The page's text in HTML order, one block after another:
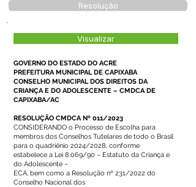
Resolução
Visualizar
GOVERNO DO ESTADO DO ACRE
PREFEITURA MUNICIPAL DE CAPIXABA
CONSELHO MUNICIPAL DOS DIREITOS DA
CRIANÇA E DO ADOLESCENTE – CMDCA DE
CAPIXABA/AC
RESOLUÇÃO CMDCA Nº 011/2023
CONSIDERANDO o Processo de Escolha para
membros dos Conselhos Tutelares de todo o Brasil
para o quadriênio 2024/2028, conforme
estabelece a Lei 8.069/90 – Estatuto da Criança e
do Adolescente –
ECA, bem como a Resolução nº 231/2022 do
Conselho Nacional dos